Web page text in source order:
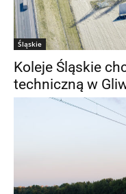
Śląskie
Koleje Śląskie
techniczną w